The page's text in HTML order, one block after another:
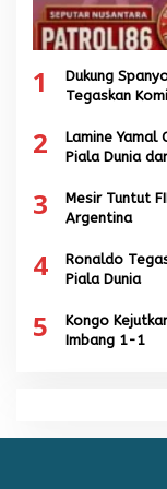
1
Dukung
Tegaskan
2
Lamine Yamal
Piala Dunia
3
Mesir Tuntut
Argentina
4
Ronaldo
Piala Dunia
5
Kongo
Imbang 1-1